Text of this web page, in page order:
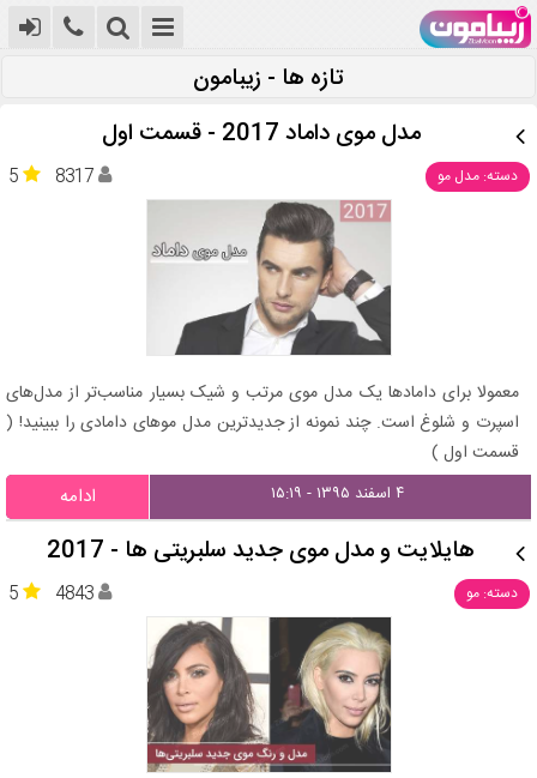
تازه ها - زیبامون
مدل موی داماد 2017 - قسمت اول
دسته: مدل مو 5 8317
معمولا برای دامادها یک مدل موی مرتب و شیک بسیار مناسب‌تر از مدل‌های
اسپرت و شلوغ است. چند نمونه از جدیدترین مدل موهای دامادی را ببینید! (
قسمت اول )
۴ اسفند ۱۳۹۵ - ۱۵:۱۹ ادامه
هایلایت و مدل موی جدید سلبریتی ها - 2017
دسته: مو 5 4843